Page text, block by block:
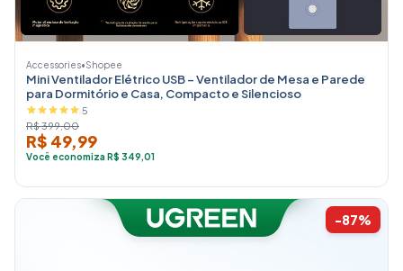
Accessories•Shopee
Mini Ventilador Elétrico USB – Ventilador de Mesa e Parede
para Dormitório e Casa, Compacto e Silencioso
5
R$ 399,00
R$ 49,99
Você economiza R$ 349,01
-87%